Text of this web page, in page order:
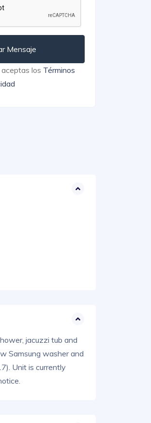
Mensaje
los Términos
jacuzzi tub and
Samsung washer and
Unit is currently